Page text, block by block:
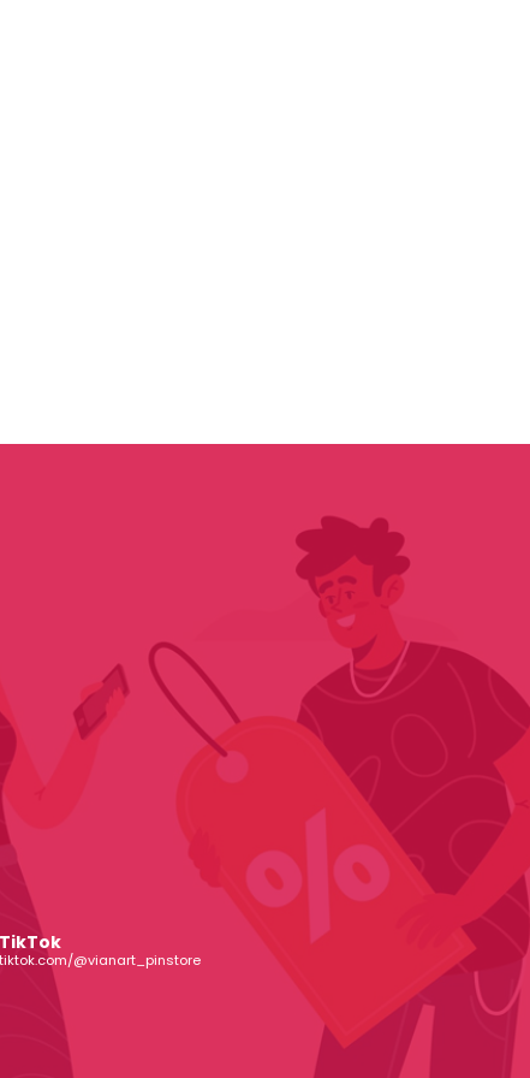
TikTok
tiktok.com/@vianart_pinstore